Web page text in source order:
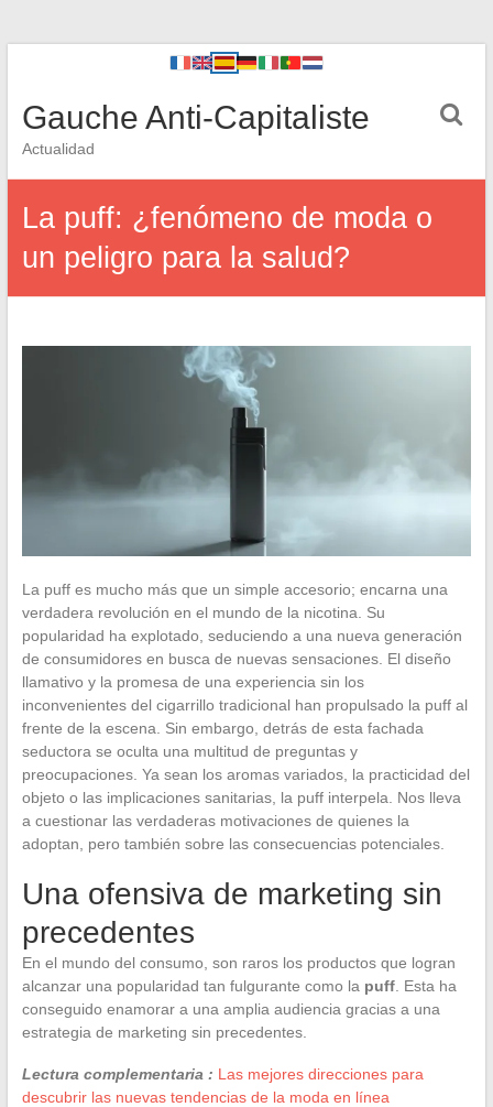
Gauche Anti-Capitaliste
Actualidad
La puff: ¿fenómeno de moda o
un peligro para la salud?
La puff es mucho más que un simple accesorio; encarna una
verdadera revolución en el mundo de la nicotina. Su
popularidad ha explotado, seduciendo a una nueva generación
de consumidores en busca de nuevas sensaciones. El diseño
llamativo y la promesa de una experiencia sin los
inconvenientes del cigarrillo tradicional han propulsado la puff al
frente de la escena. Sin embargo, detrás de esta fachada
seductora se oculta una multitud de preguntas y
preocupaciones. Ya sean los aromas variados, la practicidad del
objeto o las implicaciones sanitarias, la puff interpela. Nos lleva
a cuestionar las verdaderas motivaciones de quienes la
adoptan, pero también sobre las consecuencias potenciales.
Una ofensiva de marketing sin
precedentes
En el mundo del consumo, son raros los productos que logran
alcanzar una popularidad tan fulgurante como la puff. Esta ha
conseguido enamorar a una amplia audiencia gracias a una
estrategia de marketing sin precedentes.
Lectura complementaria : Las mejores direcciones para
descubrir las nuevas tendencias de la moda en línea